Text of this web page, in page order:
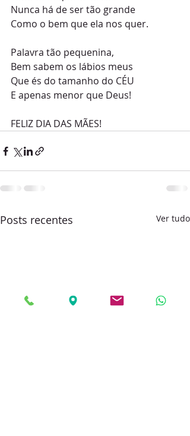
Nunca há de ser tão grande
Como o bem que ela nos quer.
Palavra tão pequenina,
Bem sabem os lábios meus
Que és do tamanho do CÉU
E apenas menor que Deus!
FELIZ DIA DAS MÃES!
Posts recentes Ver tudo